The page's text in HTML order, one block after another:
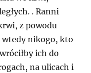
. Ranni
z powodu
wtedy nikogo, kto
ich do
na ulicach i